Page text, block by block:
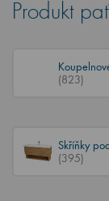
Produkt
(823)
Skříňky
(395)